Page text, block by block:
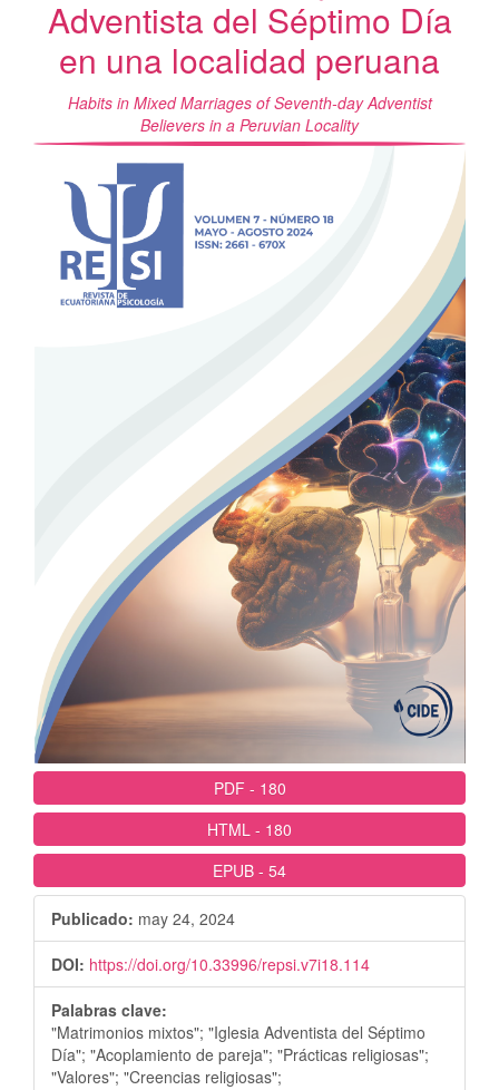
Adventista del Séptimo Día
en una localidad peruana
Habits in Mixed Marriages of Seventh-day Adventist
Believers in a Peruvian Locality
lateral
del
artículo
PDF - 180
HTML - 180
EPUB - 54
Publicado: may 24, 2024
DOI: https://doi.org/10.33996/repsi.v7i18.114
Palabras clave:
"Matrimonios mixtos"; "Iglesia Adventista del Séptimo
Día"; "Acoplamiento de pareja"; "Prácticas religiosas";
"Valores"; "Creencias religiosas";